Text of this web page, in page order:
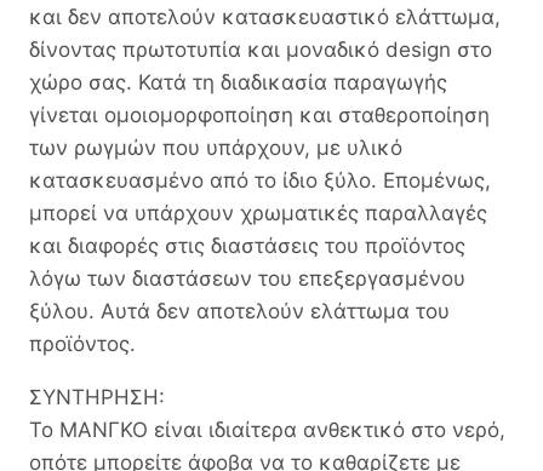
και δεν αποτελούν κατασκευαστικό ελάττωμα,
δίνοντας πρωτοτυπία και μοναδικό design στο
χώρο σας. Κατά τη διαδικασία παραγωγής
γίνεται ομοιομορφοποίηση και σταθεροποίηση
των ρωγμών που υπάρχουν, με υλικό
κατασκευασμένο από το ίδιο ξύλο. Επομένως,
μπορεί να υπάρχουν χρωματικές παραλλαγές
και διαφορές στις διαστάσεις του προϊόντος
λόγω των διαστάσεων του επεξεργασμένου
ξύλου. Αυτά δεν αποτελούν ελάττωμα του
προϊόντος.
ΣΥΝΤΗΡΗΣΗ:
Το ΜΑΝΓΚΟ είναι ιδιαίτερα ανθεκτικό στο νερό,
οπότε μπορείτε άφοβα να το καθαρίζετε με